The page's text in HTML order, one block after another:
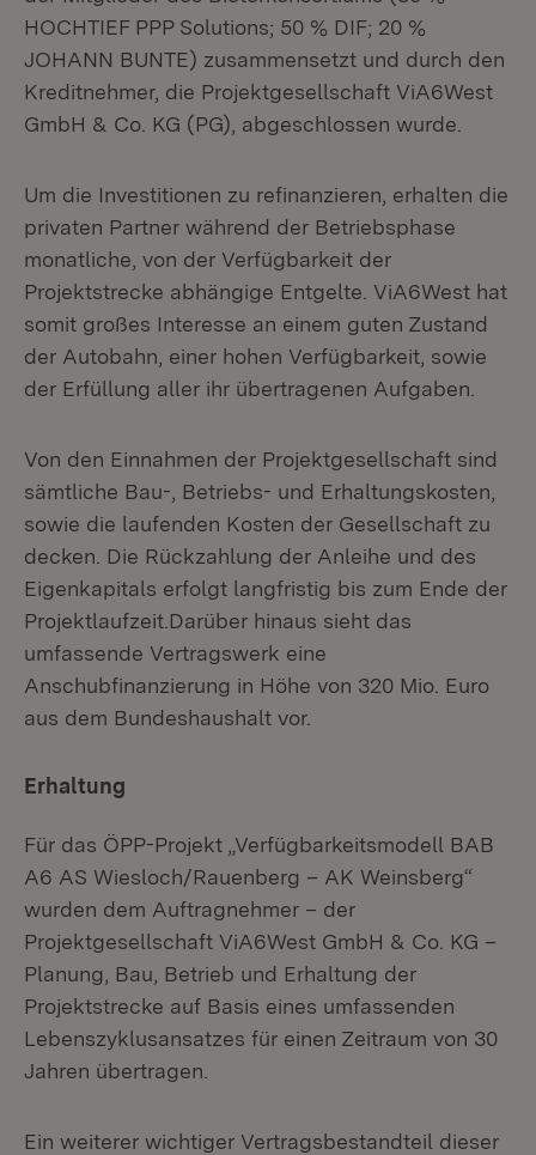
HOCHTIEF PPP Solutions; 50 % DIF; 20 %
JOHANN BUNTE) zusammensetzt und durch den
Kreditnehmer, die Projektgesellschaft ViA6West
GmbH & Co. KG (PG), abgeschlossen wurde.
Um die Investitionen zu refinanzieren, erhalten die
privaten Partner während der Betriebsphase
monatliche, von der Verfügbarkeit der
Projektstrecke abhängige Entgelte. ViA6West hat
somit großes Interesse an einem guten Zustand
der Autobahn, einer hohen Verfügbarkeit, sowie
der Erfüllung aller ihr übertragenen Aufgaben.
Von den Einnahmen der Projektgesellschaft sind
sämtliche Bau-, Betriebs- und Erhaltungskosten,
sowie die laufenden Kosten der Gesellschaft zu
decken. Die Rückzahlung der Anleihe und des
Eigenkapitals erfolgt langfristig bis zum Ende der
Projektlaufzeit.Darüber hinaus sieht das
umfassende Vertragswerk eine
Anschubfinanzierung in Höhe von 320 Mio. Euro
aus dem Bundeshaushalt vor.
Erhaltung
Für das ÖPP-Projekt „Verfügbarkeitsmodell BAB
A6 AS Wiesloch/Rauenberg – AK Weinsberg“
wurden dem Auftragnehmer – der
Projektgesellschaft ViA6West GmbH & Co. KG –
Planung, Bau, Betrieb und Erhaltung der
Projektstrecke auf Basis eines umfassenden
Lebenszyklusansatzes für einen Zeitraum von 30
Jahren übertragen.
Ein weiterer wichtiger Vertragsbestandteil dieser